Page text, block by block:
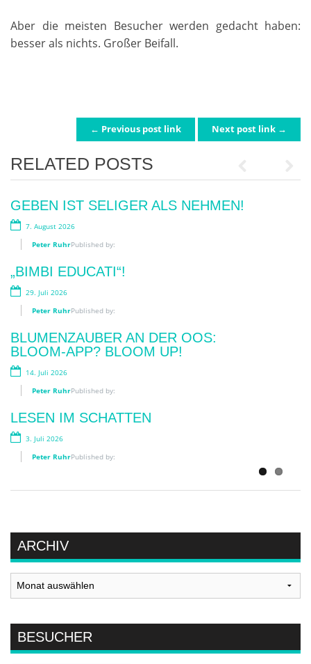
Aber die meisten Besucher werden gedacht haben:
besser als nichts. Großer Beifall.
POST NAVIGATION
← Previous post link Next post link →
RELATED POSTS
GEBEN IST SELIGER ALS NEHMEN!
7. August 2026
Published by:
Peter Ruhr
„BIMBI EDUCATI“!
29. Juli 2026
Published by:
Peter Ruhr
BLUMENZAUBER AN DER OOS:
BLOOM-APP? BLOOM UP!
14. Juli 2026
Published by:
Peter Ruhr
LESEN IM SCHATTEN
3. Juli 2026
Published by:
Peter Ruhr
WIRKLICH WICHTIG?
12. Juni 2026
Published by:
Peter Ruhr
SKANDAL!
2. Juni 2026
Published by:
Peter Ruhr
„MENSCH. TIER. WIR“
10. Mai 2026
Peter Ruhr
28. April 2026
Peter Ruhr
ARCHIV
Archiv
BESUCHER